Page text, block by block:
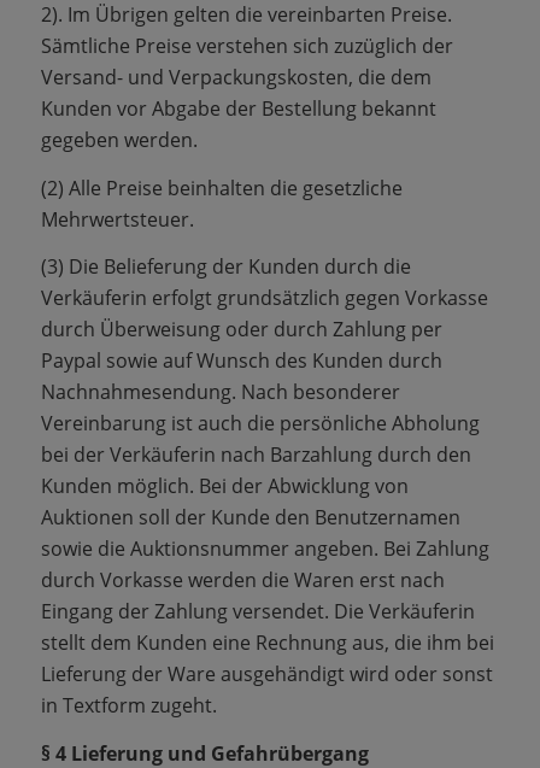
2). Im Übrigen gelten die vereinbarten Preise.
Sämtliche Preise verstehen sich zuzüglich der
Versand- und Verpackungskosten, die dem
Kunden vor Abgabe der Bestellung bekannt
gegeben werden.
(2) Alle Preise beinhalten die gesetzliche
Mehrwertsteuer.
(3) Die Belieferung der Kunden durch die
Verkäuferin erfolgt grundsätzlich gegen Vorkasse
durch Überweisung oder durch Zahlung per
Paypal sowie auf Wunsch des Kunden durch
Nachnahmesendung. Nach besonderer
Vereinbarung ist auch die persönliche Abholung
bei der Verkäuferin nach Barzahlung durch den
Kunden möglich. Bei der Abwicklung von
Auktionen soll der Kunde den Benutzernamen
sowie die Auktionsnummer angeben. Bei Zahlung
durch Vorkasse werden die Waren erst nach
Eingang der Zahlung versendet. Die Verkäuferin
stellt dem Kunden eine Rechnung aus, die ihm bei
Lieferung der Ware ausgehändigt wird oder sonst
in Textform zugeht.
§ 4 Lieferung und Gefahrübergang